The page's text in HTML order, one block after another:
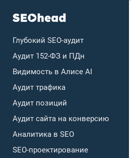
Глубокий SEO-аудит
Аудит 152-ФЗ и ПДн
Видимость в Алисе AI
Аудит трафика
Аудит позиций
Аудит сайта на конверсию
Аналитика в SEO
SEO-проектирование